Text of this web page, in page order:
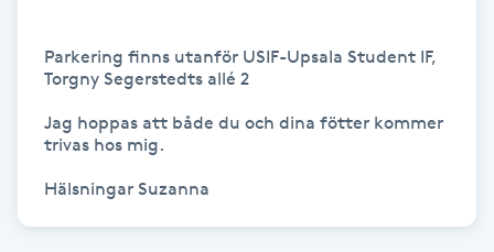
Gua Sha-massage
Headspa
Parkering finns utanför USIF-Upsala Student IF,
Torgny Segerstedts allé 2
Jag hoppas att både du och dina fötter kommer
trivas hos mig.
Hälsningar Suzanna